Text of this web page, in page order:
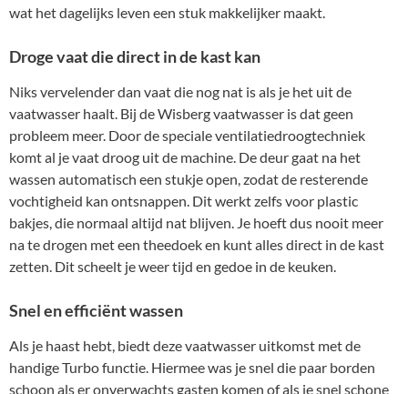
wat het dagelijks leven een stuk makkelijker maakt.
Droge vaat die direct in de kast kan
Niks vervelender dan vaat die nog nat is als je het uit de
vaatwasser haalt. Bij de Wisberg vaatwasser is dat geen
probleem meer. Door de speciale ventilatiedroogtechniek
komt al je vaat droog uit de machine. De deur gaat na het
wassen automatisch een stukje open, zodat de resterende
vochtigheid kan ontsnappen. Dit werkt zelfs voor plastic
bakjes, die normaal altijd nat blijven. Je hoeft dus nooit meer
na te drogen met een theedoek en kunt alles direct in de kast
zetten. Dit scheelt je weer tijd en gedoe in de keuken.
Snel en efficiënt wassen
Als je haast hebt, biedt deze vaatwasser uitkomst met de
handige Turbo functie. Hiermee was je snel die paar borden
schoon als er onverwachts gasten komen of als je snel schone